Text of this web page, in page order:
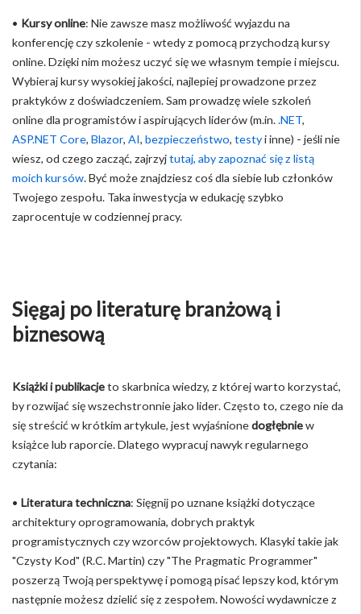
• Kursy online: Nie zawsze masz możliwość wyjazdu na
konferencję czy szkolenie - wtedy z pomocą przychodzą kursy
online. Dzięki nim możesz uczyć się we własnym tempie i miejscu.
Wybieraj kursy wysokiej jakości, najlepiej prowadzone przez
praktyków z doświadczeniem. Sam prowadzę wiele szkoleń
online dla programistów i aspirujących liderów (m.in..NET,
ASP.NET Core, Blazor, AI, bezpieczeństwo, testyi inne) - jeśli nie
wiesz, od czego zacząć, zajrzyjtutaj, aby zapoznać się z listą
moich kursów. Być może znajdziesz coś dla siebie lub członków
Twojego zespołu. Taka inwestycja w edukację szybko
zaprocentuje w codziennej pracy.
Sięgaj po literaturę branżową i
biznesową
Książki i publikacjeto skarbnica wiedzy, z której warto korzystać,
by rozwijać się wszechstronnie jako lider. Często to, czego nie da
się streścić w krótkim artykule, jest wyjaśnionedogłębniew
książce lub raporcie. Dlatego wypracuj nawyk regularnego
czytania:
• Literatura techniczna: Sięgnij po uznane książki dotyczące
architektury oprogramowania, dobrych praktyk
programistycznych czy wzorców projektowych. Klasyki takie jak
"Czysty Kod" (R.C. Martin) czy "The Pragmatic Programmer"
poszerzą Twoją perspektywę i pomogą pisać lepszy kod, którym
następnie możesz dzielić się z zespołem. Nowości wydawnicze z